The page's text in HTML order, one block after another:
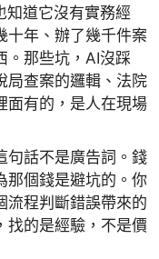
知道它沒有實務經
十年、辦了幾千件案
。那些坑，AI沒踩
局查案的邏輯、法院
有的，是人在現場
話不是廣告詞。錢
那個錢是避坑的。你
流程判斷錯誤帶來的
找的是經驗，不是價